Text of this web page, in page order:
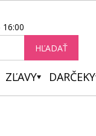
HĽADAŤ
ZĽAVY DARČEKY